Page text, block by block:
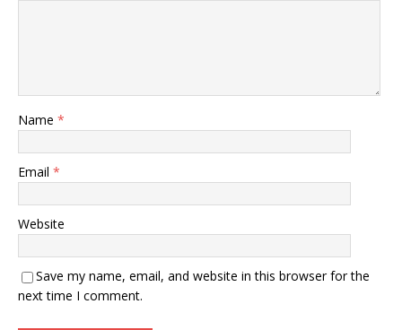
Name *
Email *
Website
Save my name, email, and website in this browser for the
next time I comment.